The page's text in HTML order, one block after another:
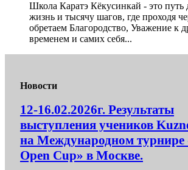
Школа Каратэ Кёкусинкай - это
жизнь и тысячу шагов, где проходя
обретаем Благородство, Уважение к
временем и самих себя...
Новости
12-16.02.2026г. Результаты
выступления учеников
на Международном турнире
Open Cup» в Москве.